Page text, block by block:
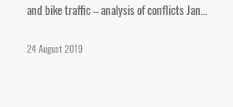
and bike traffic – analysis of conflicts Jan…
24 August 2019